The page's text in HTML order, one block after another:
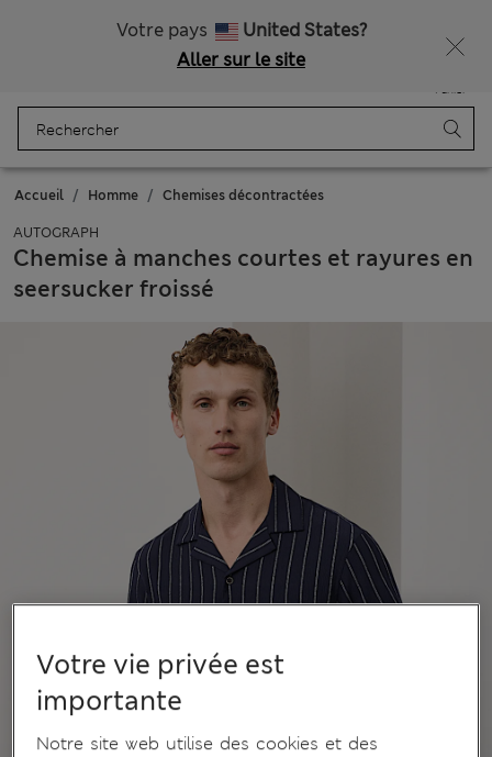
Votre pays
United States?
Aller sur le site
Panier
Accueil Homme Chemises décontractées
AUTOGRAPH
Chemise à manches courtes et rayures en
seersucker froissé
Votre vie privée est
importante
Notre site web utilise des cookies et des